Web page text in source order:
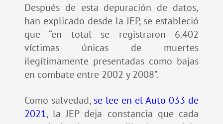
Después de esta depuración de datos,
han explicado desde la JEP, se estableció
que “en total se registraron 6.402
víctimas únicas de muertes
ilegítimamente presentadas como bajas
en combate entre 2002 y 2008”.
Como salvedad, se lee en el Auto 033 de
2021, la JEP deja constancia que cada